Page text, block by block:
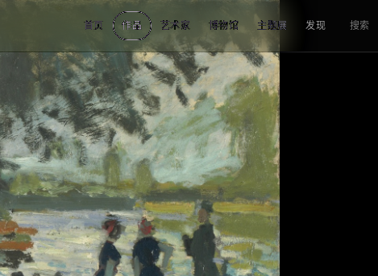
首页 作品 艺术家 博物馆 主题展 发现 搜索